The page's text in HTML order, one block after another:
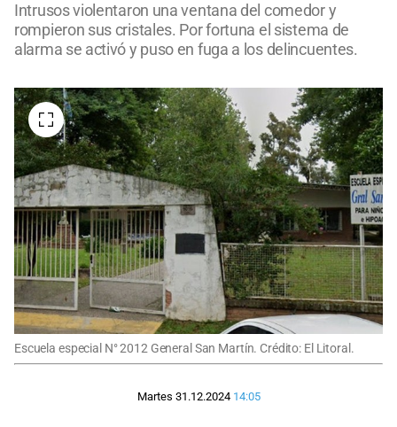
Intrusos violentaron una ventana del comedor y
rompieron sus cristales. Por fortuna el sistema de
alarma se activó y puso en fuga a los delincuentes.
Escuela especial N° 2012 General San Martín. Crédito: El Litoral.
Martes 31.12.2024 14:05